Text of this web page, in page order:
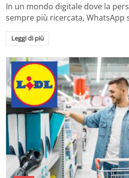
In un mondo digitale dove la
sempre più ricercata, WhatsApp
Leggi di più